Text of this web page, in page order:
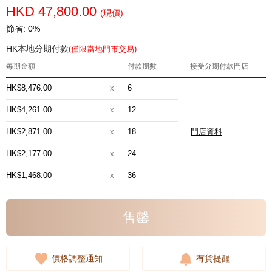
HKD 47,800.00 (現價)
節省: 0%
HK本地分期付款(僅限當地門市交易)
每期金額 付款期數 接受分期付款門店
HK$8,476.00 x 6
門店資料
HK$4,261.00 x 12
HK$2,871.00 x 18
HK$2,177.00 x 24
HK$1,468.00 x 36
售罄
價格調整通知 有貨提醒